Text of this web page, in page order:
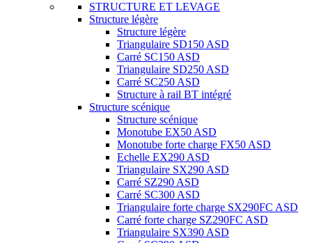
STRUCTURE ET LEVAGE
Structure légère
Structure légère
Triangulaire SD150 ASD
Carré SC150 ASD
Triangulaire SD250 ASD
Carré SC250 ASD
Structure à rail BT intégré
Structure scénique
Structure scénique
Monotube EX50 ASD
Monotube forte charge FX50 ASD
Echelle EX290 ASD
Triangulaire SX290 ASD
Carré SZ290 ASD
Carré SC300 ASD
Triangulaire forte charge SX290FC ASD
Carré forte charge SZ290FC ASD
Triangulaire SX390 ASD